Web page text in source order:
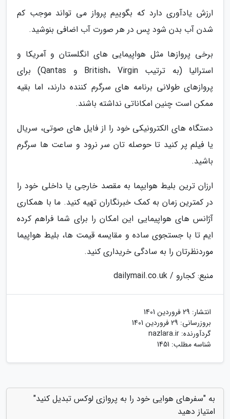
ارزش یادآوری دارد که بگوییم پرواز می تواند موجب کم
شدن آب بدن شود پس در هر صورت آب اضافی بنوشید.
برخی پروازها مثل هواپیمایی های انگلستان و آمریکا و
استرالیا (به ترتیب British، Virgin و Qantas) برای
پروازهای طولانی برنامه های سرگرم کننده دارند، اما بقیه
ممکن است چنین امکاناتی نداشته باشند.
دستگاه های الکترونیکی خود را از فایل های صوتی، سریال
یا فیلم پر کنید تا حوصله تان سر نرود و ساعت ها سرگرم
باشید.
ارزان ترین بلیط هوایپما به مقصد خارجی یا داخلی خود را
در کمترین زمان به کمک خبرنگاران تهیه کنید. ما با همکاری
آژانس های هواپیمایی این امکان را برای شما فراهم کرده
ایم تا با جستجوی ساده و مقایسه قیمت ها، بلیط هواپیما
موردنظرتان را به سادگی خریداری کنید.
منبع: کجارو / dailymail.co.uk
انتشار: 29 فروردین 1401
بروزرسانی: 29 فروردین 1401
گردآورنده: nazlara.ir
شناسه مطلب: 1451
به "سفرهای هوایی خود را به پروازی لوکس تبدیل کنید"
امتیاز دهید